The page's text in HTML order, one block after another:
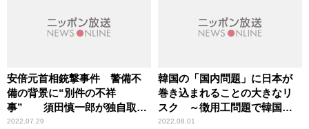
安倍元首相銃撃事件 警備不
備の背景に“別件の不祥
事” 須田慎一郎が独自取材
をもとに批判
2022.07.29
韓国の「国内問題」に日本が
巻き込まれることの大きなリ
スク ～徴用工問題で韓国外
務省が最高裁に意見書提出
2022.08.01